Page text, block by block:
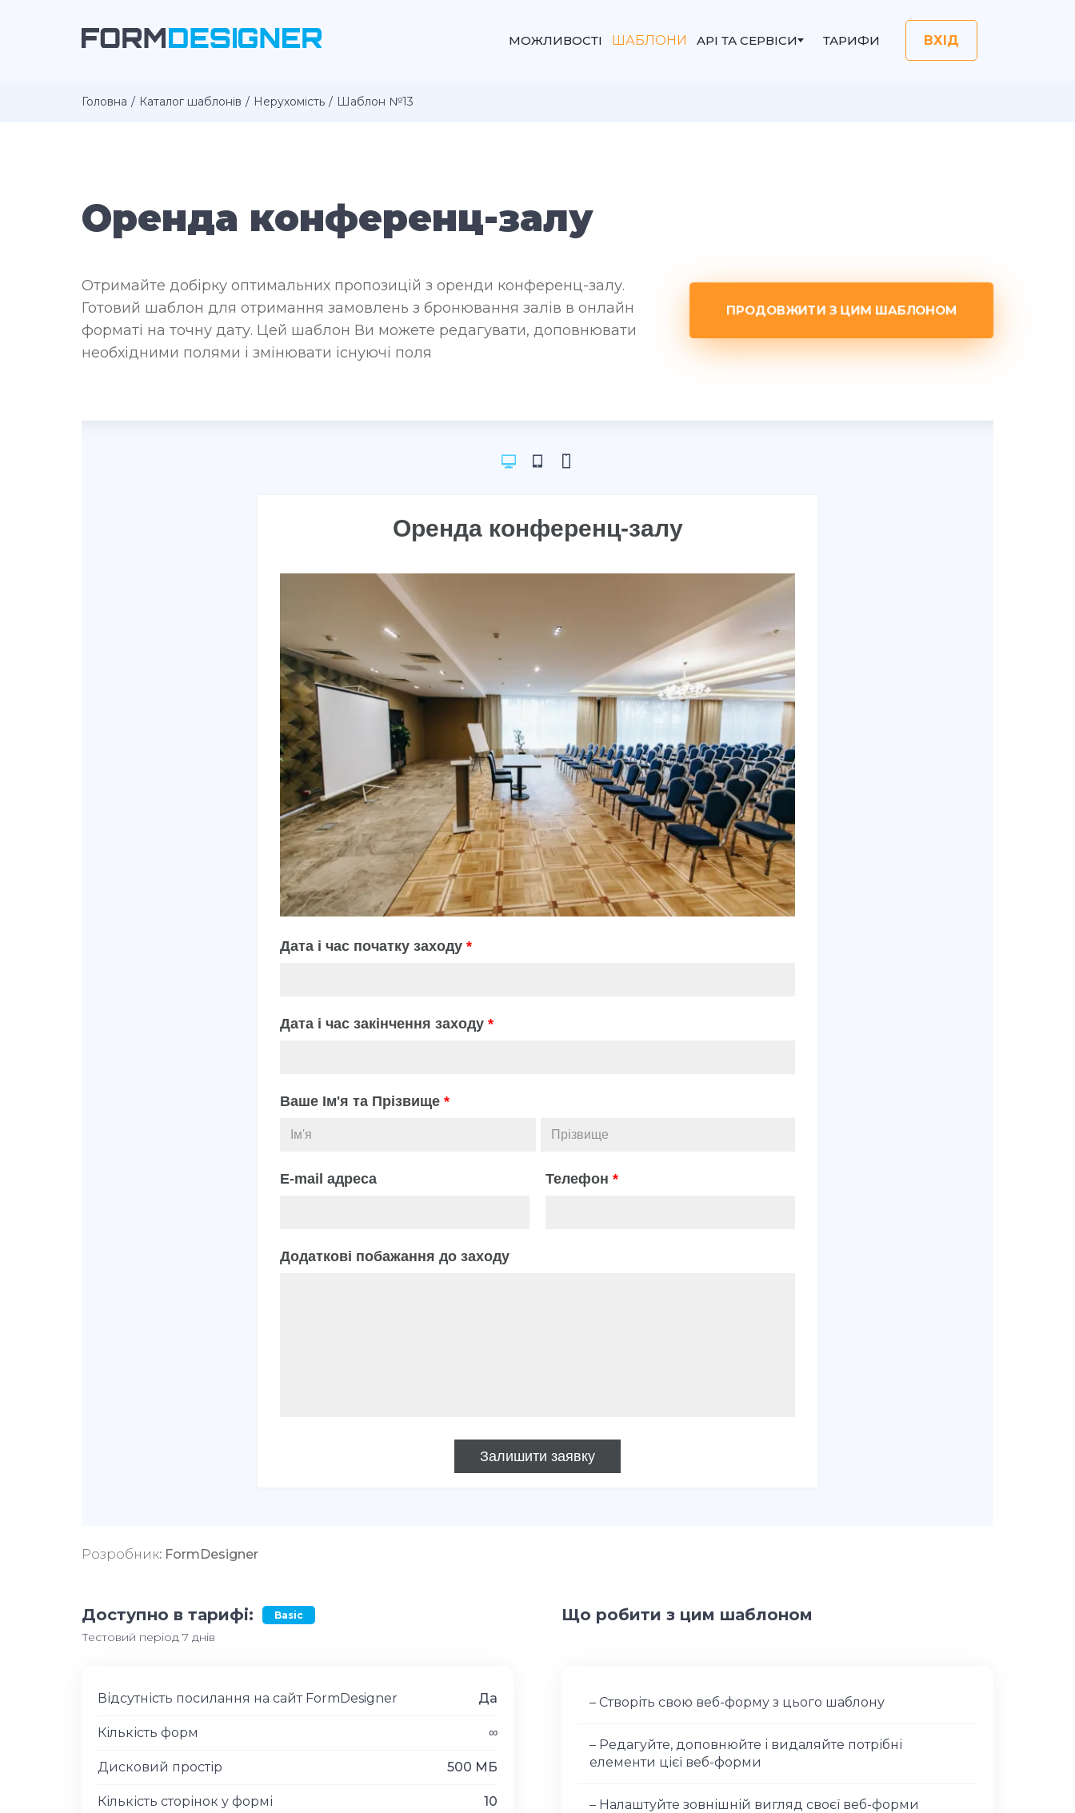
МОЖЛИВОСТІ ШАБЛОНИ API ТА СЕРВІСИ ТАРИФИ ВХІД
Головна Каталог шаблонів Нерухомість Шаблон №13
Оренда конференц-залу
Отримайте добірку оптимальних пропозицій з оренди конференц-залу.
Готовий шаблон для отримання замовлень з бронювання залів в онлайн
форматі на точну дату. Цей шаблон Ви можете редагувати, доповнювати
необхідними полями і змінювати існуючі поля
ПРОДОВЖИТИ З ЦИМ ШАБЛОНОМ
Розробник: FormDesigner
Доступно в тарифі: Basic
Тестовий період 7 днів
Відсутність посилання на сайт FormDesigner Да
Кількість форм ∞
Дисковий простір 500 МБ
Кількість сторінок у формі 10
Що робити з цим шаблоном
– Створіть свою веб-форму з цього шаблону
– Редагуйте, доповнюйте і видаляйте потрібні
елементи цієї веб-форми
– Налаштуйте зовнішній вигляд своєї веб-форми